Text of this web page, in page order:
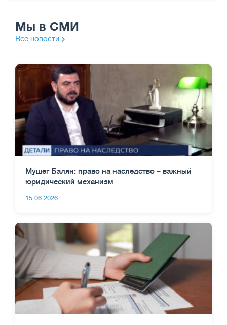
Мы в СМИ
Все новости
Мушег Балян: право на наследство – важный
юридический механизм
15.06.2026